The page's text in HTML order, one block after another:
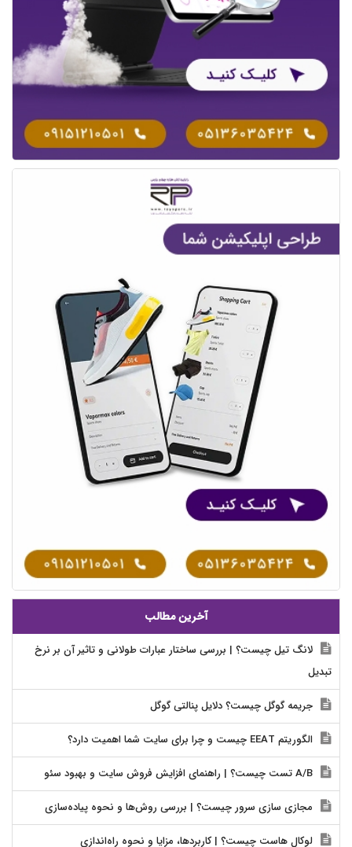
آخرین مطالب
لانگ تیل چیست؟ | بررسی ساختار عبارات طولانی و تاثیر آن بر نرخ
تبدیل
جریمه گوگل چیست؟ دلایل پنالتی گوگل
الگوریتم EEAT چیست و چرا برای سایت شما اهمیت دارد؟
مجازی سازی سرور چیست؟ | بررسی روش‌ها و نحوه پیاده‌سازی
لوکال هاست چیست؟ | کاربردها، مزایا و نحوه راه‌اندازی